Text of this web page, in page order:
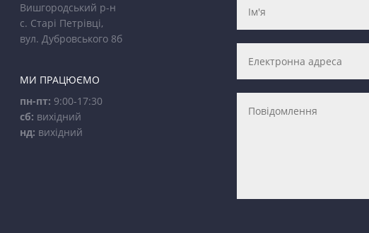
Вишгородський р-н
с. Старі Петрівці,
вул. Дубровського 8б
МИ ПРАЦЮЄМО
пн-пт: 9:00-17:30
сб: вихідний
нд: вихідний